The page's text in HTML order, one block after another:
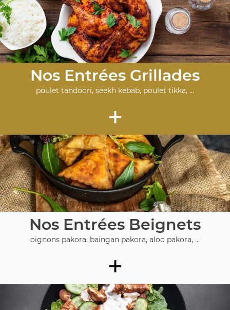
Nos Entrées Grillades
poulet tandoori, seekh kebab, poulet tikka, ...
+
Nos Entrées Beignets
oignons pakora, baingan pakora, aloo pakora, ...
+